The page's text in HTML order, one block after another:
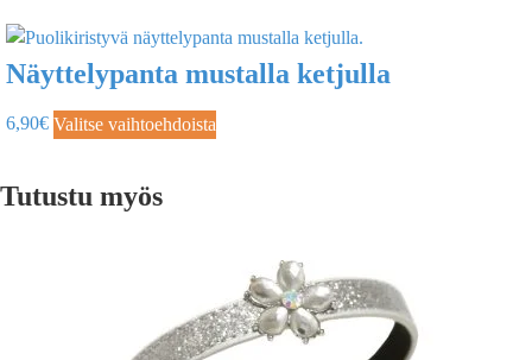
Näyttelypanta mustalla ketjulla
6,90€ Valitse vaihtoehdoista
Tutustu myös